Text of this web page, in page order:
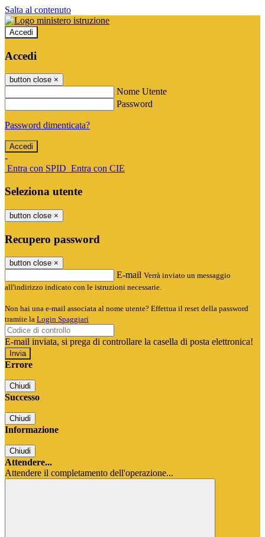
Salta al contenuto
Accedi
Accedi
button close ×
Nome Utente
Password
Password dimenticata?
-
Entra con SPID Entra con CIE
Seleziona utente
button close ×
Recupero password
button close ×
E-mail Verrà inviato un messaggio
all'indirizzo indicato con le istruzioni necessarie.
Non hai una e-mail associata al nome utente? Effettua il reset della password
tramite la Login Spaggiari
E-mail inviata, si prega di controllare la casella di posta elettronica!
Errore
Chiudi
Successo
Chiudi
Informazione
Chiudi
Attendere...
Attendere il completamento dell'operazione...